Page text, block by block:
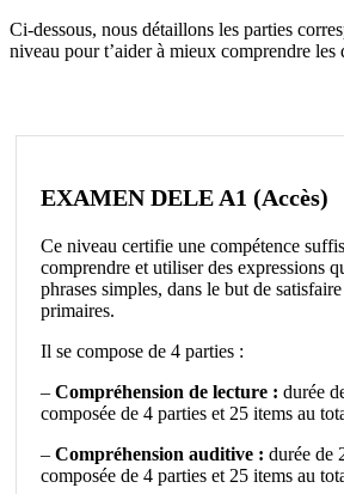
Ci-dessous, nous détaillons les parties
niveau pour t’aider à mieux comprendre les
EXAMEN DELE A1 (Accès)
Ce niveau certifie une compétence
comprendre et utiliser des expressions
phrases simples, dans le but de
primaires.
Il se compose de 4 parties :
– Compréhension de lecture : durée
composée de 4 parties et 25 items au
– Compréhension auditive : durée de
composée de 4 parties et 25 items au